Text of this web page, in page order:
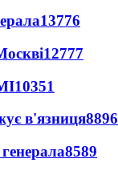
13776
12777
10351
в'язниця8896
8589